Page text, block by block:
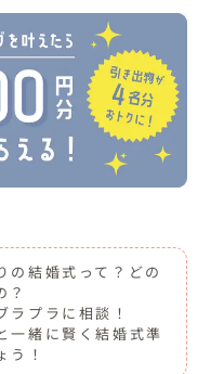
の結婚式って？どの
？
ラプラに相談！
一緒に賢く結婚式準
う！